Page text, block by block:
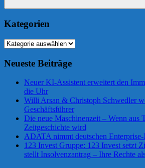
Suchen
Kategorien
Kategorien
Neueste Beiträge
Neuer KI-Assistent erweitert den
die Uhr
Willi Arsan & Christoph Schwedler
Geschäftsführer
Die neue Maschinenzeit – Wenn aus
Zeitgeschichte wird
ADATA nimmt deutschen
123 Invest Gruppe: 123 Invest setzt
stellt Insolvenzantrag – Ihre Rechte